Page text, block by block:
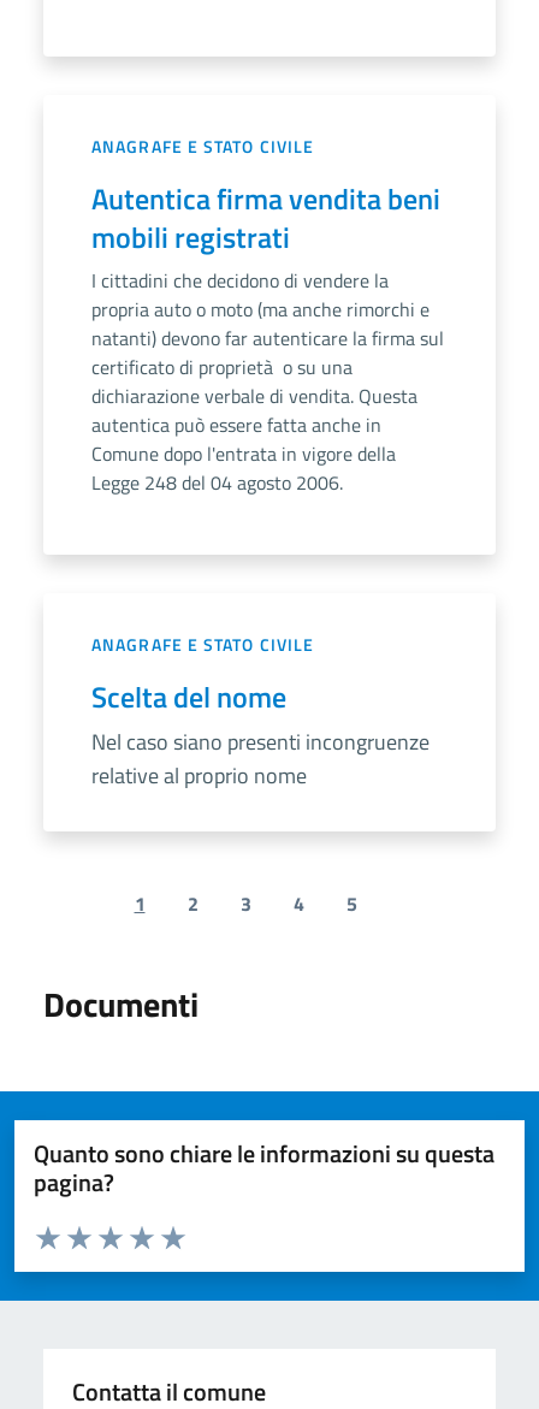
ANAGRAFE E STATO CIVILE
Autentica firma vendita beni
mobili registrati
I cittadini che decidono di vendere la
propria auto o moto (ma anche rimorchi e
natanti) devono far autenticare la firma sul
certificato di proprietà o su una
dichiarazione verbale di vendita. Questa
autentica può essere fatta anche in
Comune dopo l'entrata in vigore della
Legge 248 del 04 agosto 2006.
ANAGRAFE E STATO CIVILE
Scelta del nome
Nel caso siano presenti incongruenze
relative al proprio nome
Previous page
1 2 3 4 5
Documenti
Quanto sono chiare le informazioni su questa
pagina?
Valuta da 1 a 5 stelle la pagina
Valuta 5 stelle su 5
Valuta 4 stelle su 5
Valuta 3 stelle su 5
Valuta 2 stelle su 5
Valuta 1 stelle su 5
Contatta il comune